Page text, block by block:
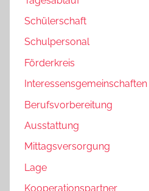
Schülerschaft
Schulpersonal
Förderkreis
Interessensgemeinschaften
Berufsvorbereitung
Ausstattung
Mittagsversorgung
Lage
Kooperationspartner